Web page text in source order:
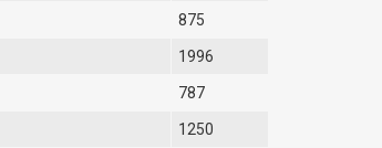
875
1996
787
1250